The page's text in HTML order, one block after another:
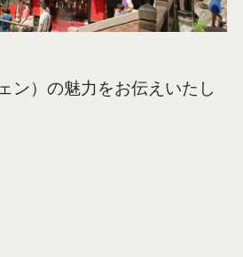
ン）の魅力をお伝えいたし